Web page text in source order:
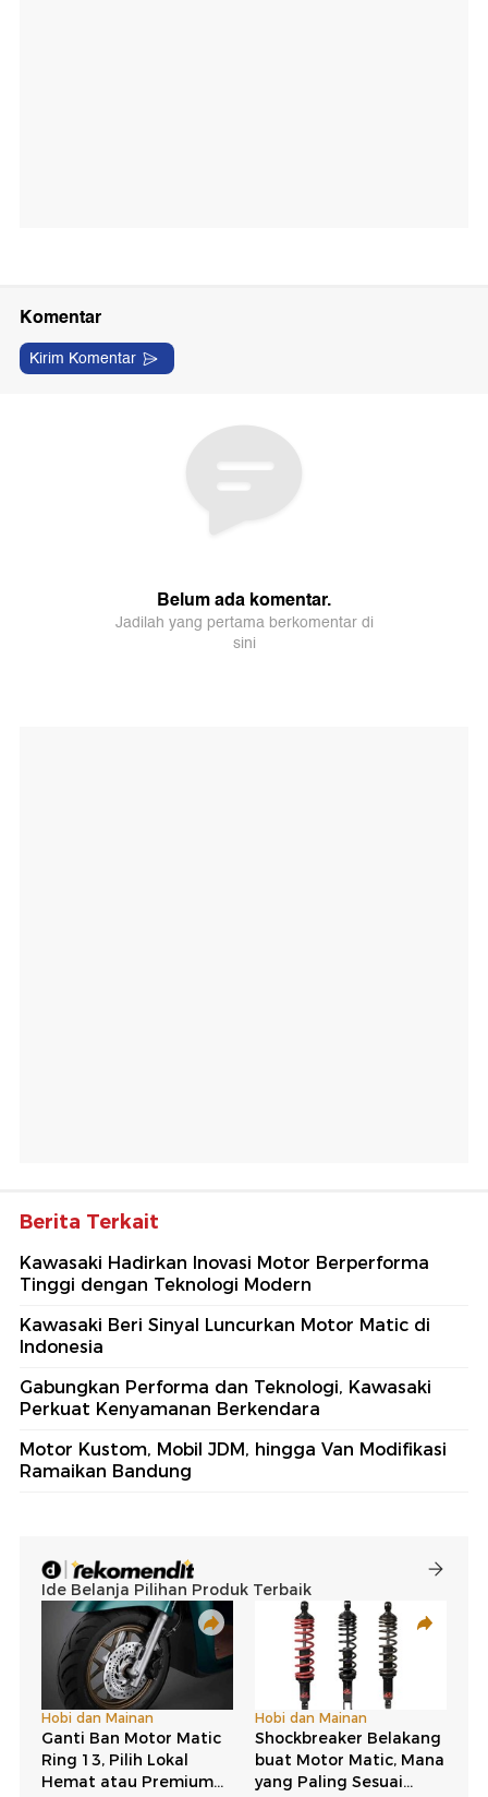
Berita Terkait
Kawasaki Hadirkan Inovasi Motor Berperforma
Tinggi dengan Teknologi Modern
Kawasaki Beri Sinyal Luncurkan Motor Matic di
Indonesia
Gabungkan Performa dan Teknologi, Kawasaki
Perkuat Kenyamanan Berkendara
Motor Kustom, Mobil JDM, hingga Van Modifikasi
Ramaikan Bandung